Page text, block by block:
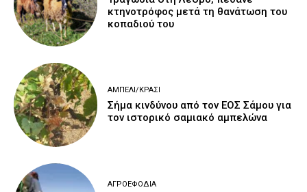
κτηνοτρόφος μετά τη θανάτωση του
κοπαδιού του
ΑΜΠΈΛΙ/ΚΡΑΣΊ
Σήμα κινδύνου από τον ΕΟΣ Σάμου για
τον ιστορικό σαμιακό αμπελώνα
ΑΓΡΟΕΦΌΔΙΑ